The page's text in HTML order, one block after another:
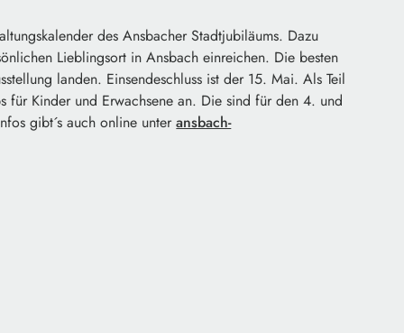
des Ansbacher Stadtjubiläums. Dazu
Lieblingsort in Ansbach einreichen. Die besten
landen. Einsendeschluss ist der 15. Mai. Als Teil
für Kinder und Erwachsene an. Die sind für den 4. und
gibt´s auch online unteransbach-